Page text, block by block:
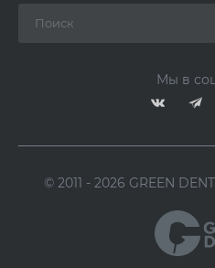
Мы в
© 2011 - 2026 GREEN